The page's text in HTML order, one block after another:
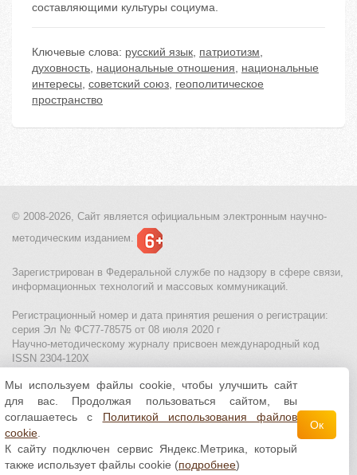
составляющими культуры социума.
Ключевые слова: русский язык, патриотизм,
духовность, национальные отношения, национальные
интересы, советский союз, геополитическое
пространство
© 2008-2026, Сайт является официальным электронным научно-
методическим изданием.
Зарегистрирован в Федеральной службе по надзору в сфере связи,
информационных технологий и массовых коммуникаций.
Регистрационный номер и дата принятия решения о регистрации:
серия Эл № ФС77-78575 от 08 июля 2020 г
Научно-методическому журналу присвоен международный код
ISSN 2304-120X
МЦИТО|Школьные олимпиады и онлайн конкурсы для детей
Политика использования файлов cookie| Политика обработки и
защиты персональных данных
Все материалы доступны полицензии Creative
Commons С указанием авторства 4.0 Всемирная
Мы используем файлы cookie, чтобы улучшить сайт
для вас. Продолжая пользоваться сайтом, вы
соглашаетесь с Политикой использования файлов
cookie
К сайту подключен сервис Яндекс.Метрика, который
также использует файлы cookie (подробнее)
Ок